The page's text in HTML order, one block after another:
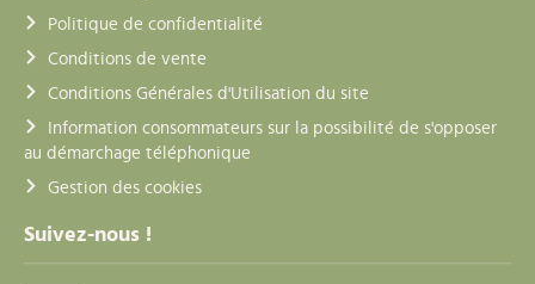
Politique de confidentialité
Conditions de vente
Conditions Générales d'Utilisation du site
Information consommateurs sur la possibilité de s'opposer
au démarchage téléphonique
Gestion des cookies
Suivez-nous !